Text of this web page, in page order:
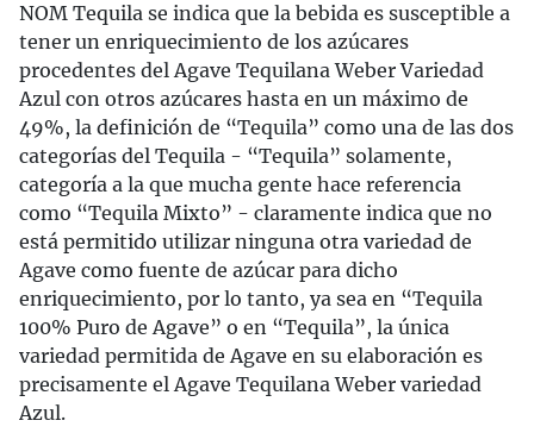
NOM Tequila se indica que la bebida es susceptible a
tener un enriquecimiento de los azúcares
procedentes del Agave Tequilana Weber Variedad
Azul con otros azúcares hasta en un máximo de
49%, la definición de “Tequila” como una de las dos
categorías del Tequila - “Tequila” solamente,
categoría a la que mucha gente hace referencia
como “Tequila Mixto” - claramente indica que no
está permitido utilizar ninguna otra variedad de
Agave como fuente de azúcar para dicho
enriquecimiento, por lo tanto, ya sea en “Tequila
100% Puro de Agave” o en “Tequila”, la única
variedad permitida de Agave en su elaboración es
precisamente el Agave Tequilana Weber variedad
Azul.